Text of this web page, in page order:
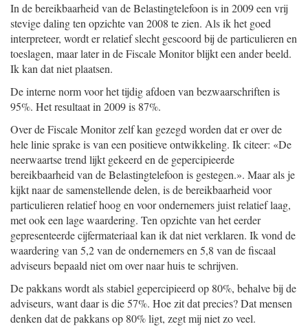
In de bereikbaarheid van de Belastingtelefoon is in 2009 een vrij
stevige daling ten opzichte van 2008 te zien. Als ik het goed
interpreteer, wordt er relatief slecht gescoord bij de particulieren en
toeslagen, maar later in de Fiscale Monitor blijkt een ander beeld.
Ik kan dat niet plaatsen.
De interne norm voor het tijdig afdoen van bezwaarschriften is
95%. Het resultaat in 2009 is 87%.
Over de Fiscale Monitor zelf kan gezegd worden dat er over de
hele linie sprake is van een positieve ontwikkeling. Ik citeer: «De
neerwaartse trend lijkt gekeerd en de gepercipieerde
bereikbaarheid van de Belastingtelefoon is gestegen.». Maar als je
kijkt naar de samenstellende delen, is de bereikbaarheid voor
particulieren relatief hoog en voor ondernemers juist relatief laag,
met ook een lage waardering. Ten opzichte van het eerder
gepresenteerde cijfermateriaal kan ik dat niet verklaren. Ik vond de
waardering van 5,2 van de ondernemers en 5,8 van de fiscaal
adviseurs bepaald niet om over naar huis te schrijven.
De pakkans wordt als stabiel gepercipieerd op 80%, behalve bij de
adviseurs, want daar is die 57%. Hoe zit dat precies? Dat mensen
denken dat de pakkans op 80% ligt, zegt mij niet zo veel.